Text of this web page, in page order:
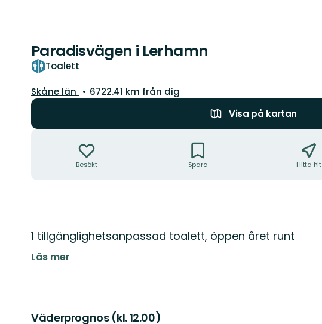
Paradisvägen i Lerhamn
Toalett
Län:
Skåne län
6722.41 km från dig
Visa på kartan
Besökt Spara Hitta hit
Beskrivning
1 tillgänglighetsanpassad toalett, öppen året runt
Läs mer
Väderprognos (kl. 12.00)